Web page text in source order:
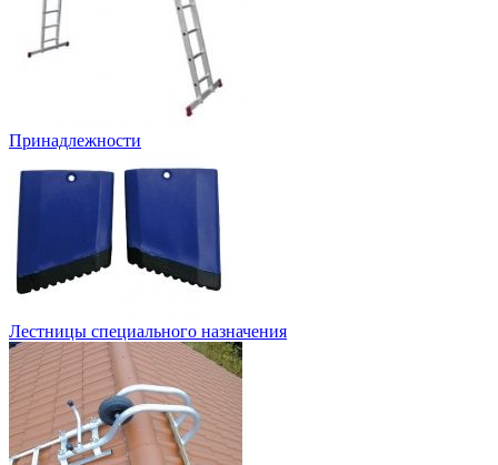
Принадлежности
Лестницы специального назначения